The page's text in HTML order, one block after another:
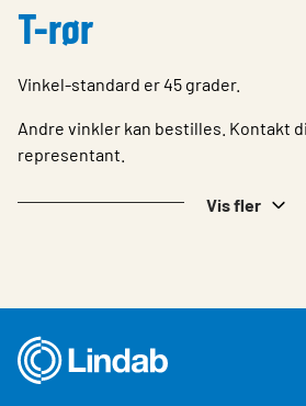
Om Lindab
Logg inn
Choose languge
Norway
T-rør
Vinkel-standard er 45 grader.
Andre vinkler kan bestilles. Kontakt
representant.
Vis fler